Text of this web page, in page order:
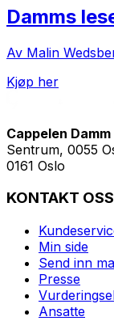
Damms
Av Malin
Kjøp her
Cappelen Damm
Sentrum, 0055
0161 Oslo
KONTAKT OSS
Min side
Send inn
Presse
Ansatte